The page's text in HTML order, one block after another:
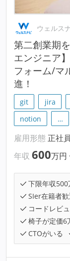
ウェルス
第二創業期
エンジニア
フォーム/マ
進！
git jira
notion
…
雇用形態 正社員
年収 600万円
下限年収500
SIer在籍者
コードレビ
椅子が定価6
CTOがいる